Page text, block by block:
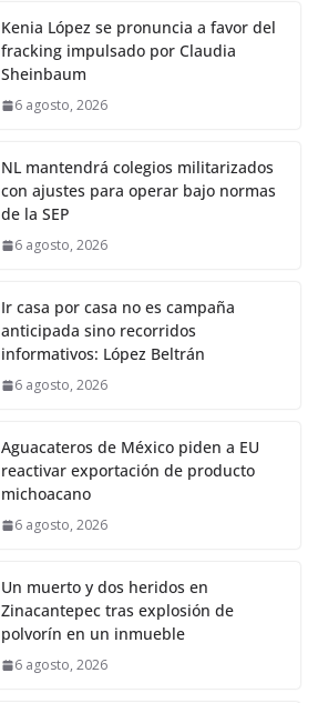
Kenia López se pronuncia a favor del
fracking impulsado por Claudia
Sheinbaum
6 agosto, 2026
NL mantendrá colegios militarizados
con ajustes para operar bajo normas
de la SEP
6 agosto, 2026
Ir casa por casa no es campaña
anticipada sino recorridos
informativos: López Beltrán
6 agosto, 2026
Aguacateros de México piden a EU
reactivar exportación de producto
michoacano
6 agosto, 2026
Un muerto y dos heridos en
Zinacantepec tras explosión de
polvorín en un inmueble
6 agosto, 2026